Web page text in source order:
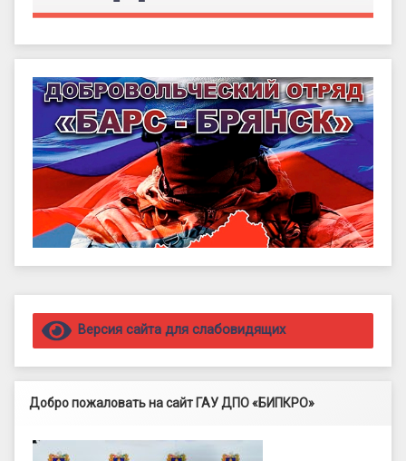
Правый сайдбар
Версия сайта для слабовидящих
Добро пожаловать на сайт ГАУ ДПО «БИПКРО»